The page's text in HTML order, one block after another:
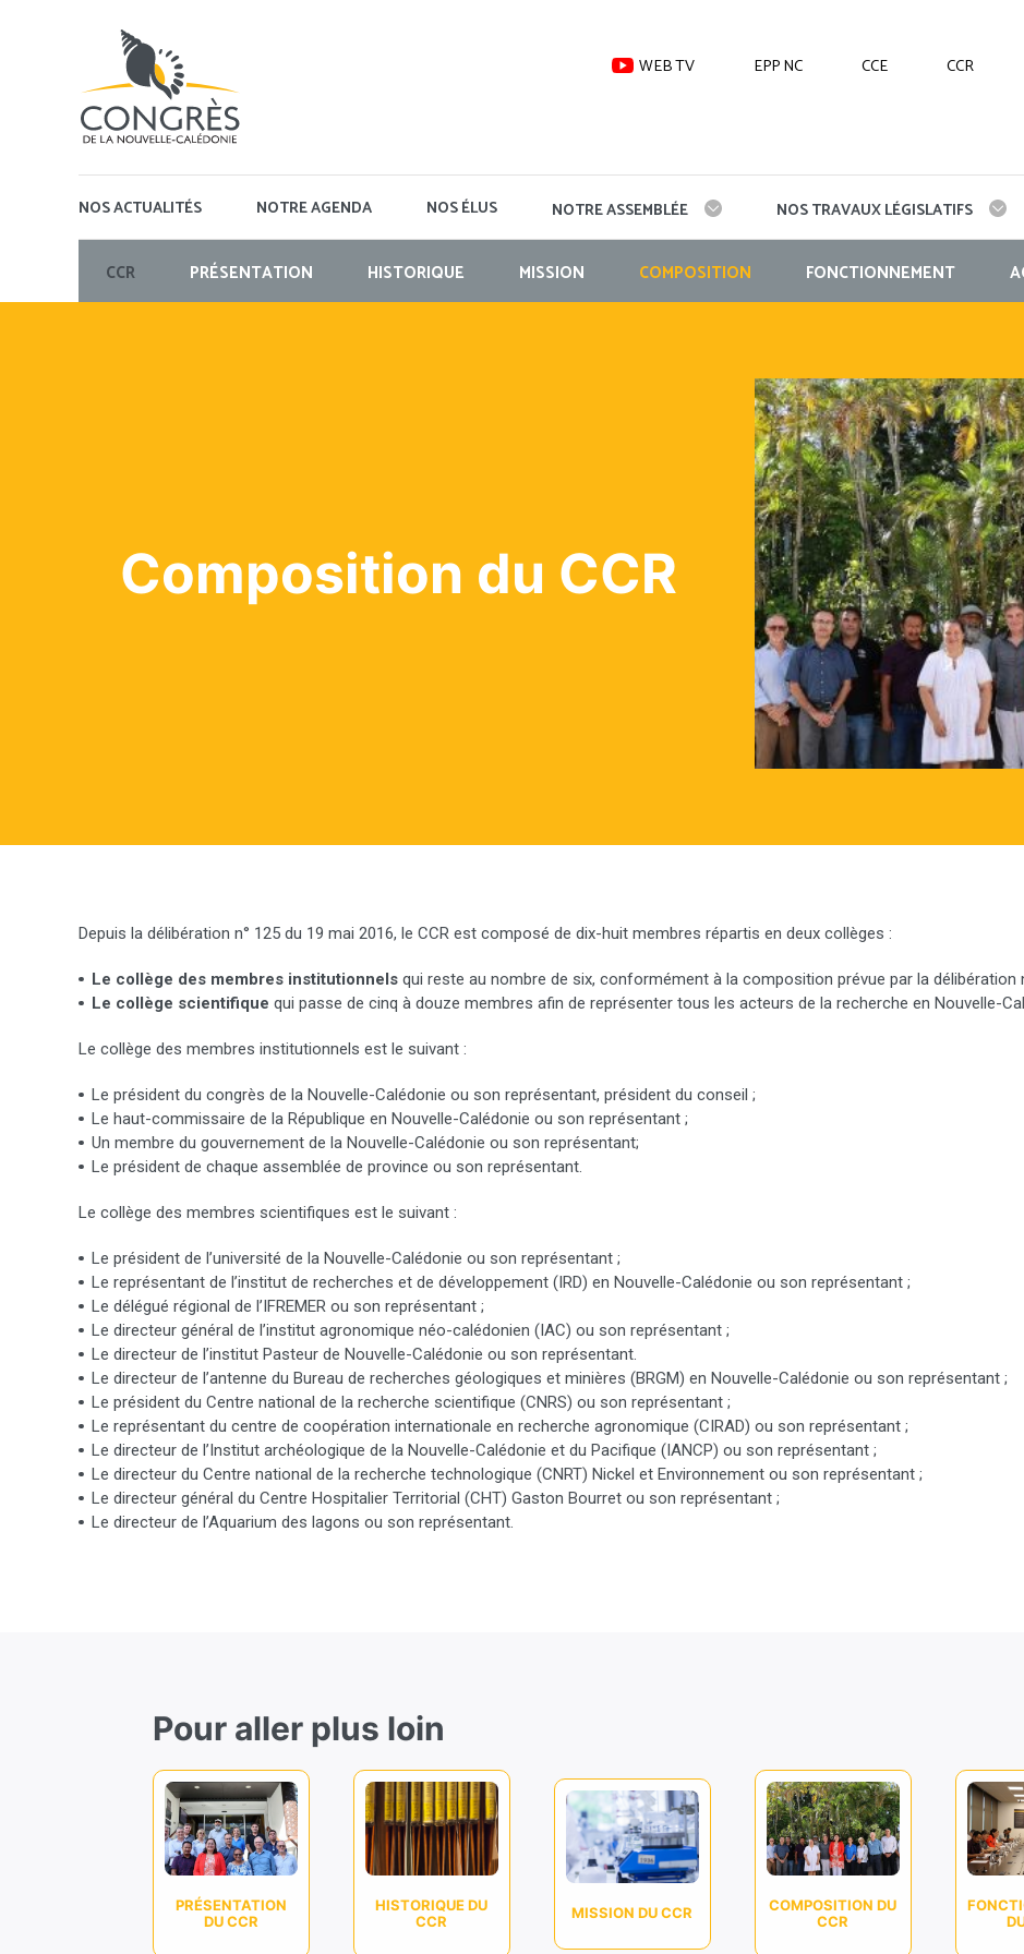
WEB TV EPP NC CCE CCR
NOS ACTUALITÉS NOTRE AGENDA NOS ÉLUS NOTRE ASSEMBLÉE NOS TRAVAUX LÉGISLATIFS
CCR PRÉSENTATION HISTORIQUE MISSION COMPOSITION FONCTIONNEMENT
Composition du CCR
Depuis la délibération n° 125 du 19 mai 2016, le CCR est composé de dix-huit membres répartis en deux collèges :
Le collège des membres institutionnels qui reste au nombre de six, conformément à la composition prévue par la délibération
Le collège scientifique qui passe de cinq à douze membres afin de représenter tous les acteurs de la recherche en Nouvelle-
Le collège des membres institutionnels est le suivant :
Le président du congrès de la Nouvelle-Calédonie ou son représentant, président du conseil ;
Le haut-commissaire de la République en Nouvelle-Calédonie ou son représentant ;
Un membre du gouvernement de la Nouvelle-Calédonie ou son représentant;
Le président de chaque assemblée de province ou son représentant.
Le collège des membres scientifiques est le suivant :
Le président de l’université de la Nouvelle-Calédonie ou son représentant ;
Le représentant de l’institut de recherches et de développement (IRD) en Nouvelle-Calédonie ou son représentant ;
Le délégué régional de l’IFREMER ou son représentant ;
Le directeur général de l’institut agronomique néo-calédonien (IAC) ou son représentant ;
Le directeur de l’institut Pasteur de Nouvelle-Calédonie ou son représentant.
Le directeur de l’antenne du Bureau de recherches géologiques et minières (BRGM) en Nouvelle-Calédonie ou son représentant ;
Le président du Centre national de la recherche scientifique (CNRS) ou son représentant ;
Le représentant du centre de coopération internationale en recherche agronomique (CIRAD) ou son représentant ;
Le directeur de l’Institut archéologique de la Nouvelle-Calédonie et du Pacifique (IANCP) ou son représentant ;
Le directeur du Centre national de la recherche technologique (CNRT) Nickel et Environnement ou son représentant ;
Le directeur général du Centre Hospitalier Territorial (CHT) Gaston Bourret ou son représentant ;
Le directeur de l’Aquarium des lagons ou son représentant.
Pour aller plus loin
PRÉSENTATION
DU CCR
HISTORIQUE DU
CCR
MISSION DU CCR
COMPOSITION DU
CCR